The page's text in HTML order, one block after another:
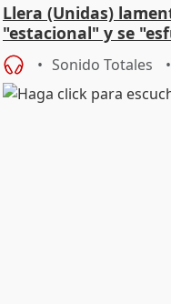
Llera (Unidas)
"estacional" y se
Sonido Totales